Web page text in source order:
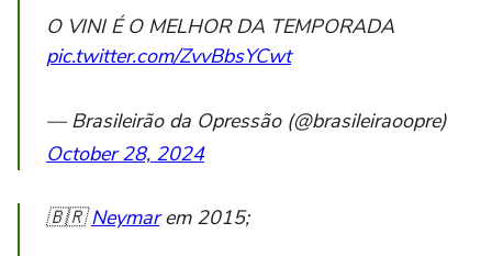
O VINI É O MELHOR DA TEMPORADA
pic.twitter.com/ZvvBbsYCwt
— Brasileirão da Opressão (@brasileiraoopre)
October 28, 2024
🇧🇷Neymarem 2015;